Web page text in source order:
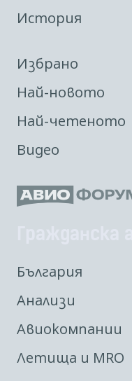
История
Избрано
Най-новото
Най-четеното
Видео
България
Анализи
Авиокомпании
Летища и MRO